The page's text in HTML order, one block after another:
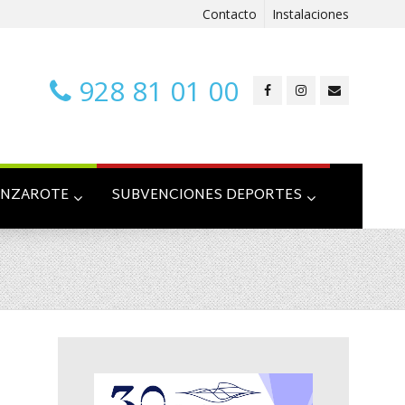
Contacto Instalaciones
928 81 01 00
SUBVENCIONES DEPORTES